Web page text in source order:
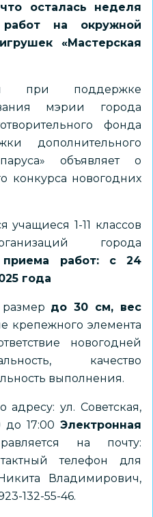
осталась неделя
на окружной
«Мастерская
при поддержке
мэрии города
фонда
дополнительного
объявляет о
конкурса новогодних
учащиеся 1-11 классов
города
приема работ: с 24
года
до 30 см, вес
крепежного элемента
новогодней
качество
выполнения.
ул. Советская,
до 17:00 Электронная
на почту:
телефон для
Владимирович,
132-55-46.